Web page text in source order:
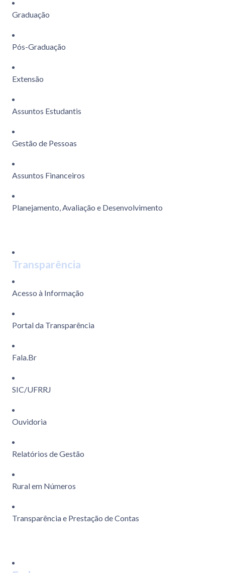
Graduação
Pós-Graduação
Extensão
Assuntos Estudantis
Gestão de Pessoas
Assuntos Financeiros
Planejamento, Avaliação e Desenvolvimento
Transparência
Acesso à Informação
Portal da Transparência
Fala.Br
SIC/UFRRJ
Ouvidoria
Relatórios de Gestão
Rural em Números
Transparência e Prestação de Contas